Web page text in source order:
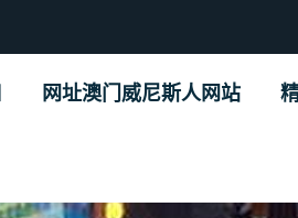
网址澳门威尼斯人网站